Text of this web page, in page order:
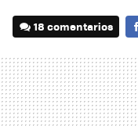
18 comentarios